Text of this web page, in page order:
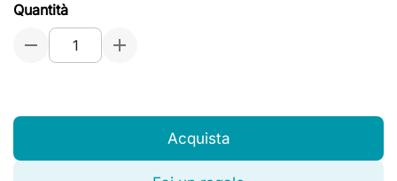
Quantità
Acquista